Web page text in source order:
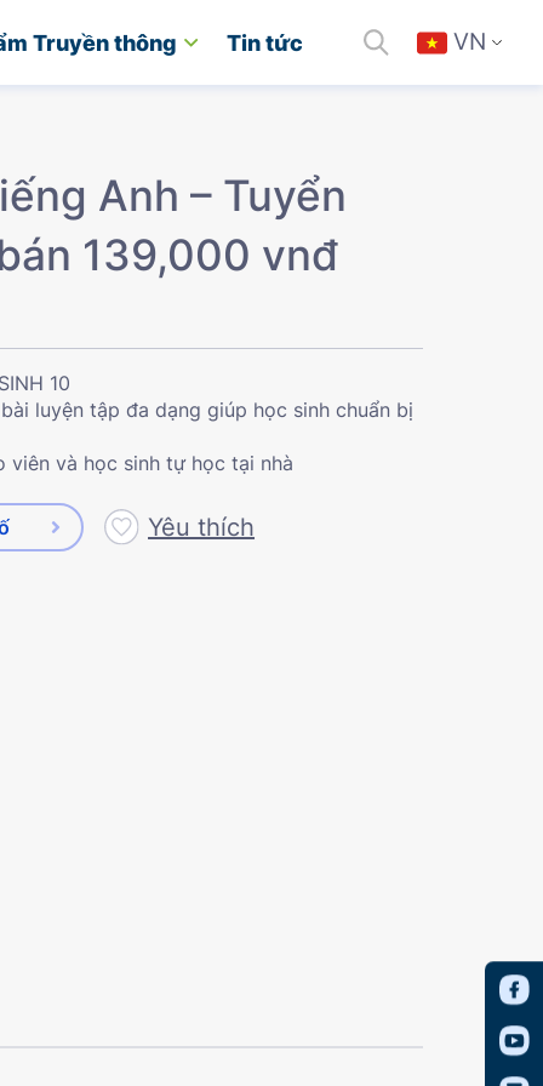
Truyền thông Tin tức VN
Anh – Tuyển
139,000 vnđ
10
luyện tập đa dạng giúp học sinh chuẩn bị
viên và học sinh tự học tại nhà
Yêu thích